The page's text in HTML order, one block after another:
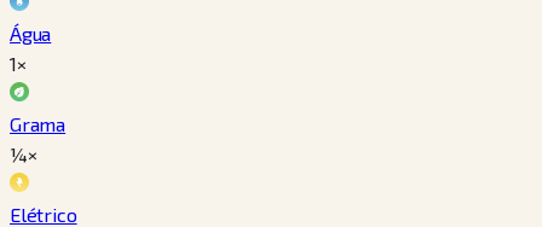
Água
1×
Grama
¼×
Elétrico